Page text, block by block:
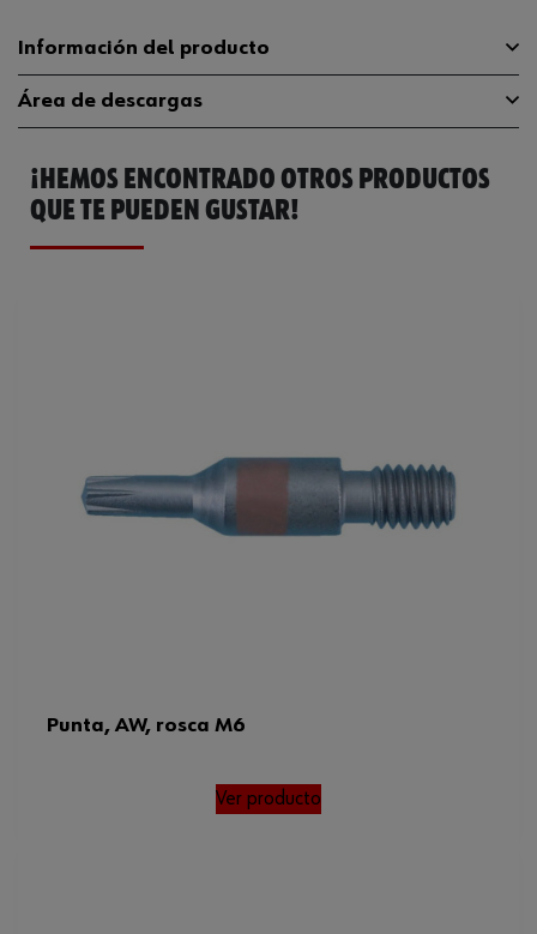
Información del producto
Tipo de punta AW
Longitud 70 mm
Accionamiento
Peso del producto (por artículo) 15.120 g
Área de descargas
Catálogo General 06145730
Ficha Técnica
¡HEMOS ENCONTRADO OTROS PRODUCTOS
QUE TE PUEDEN GUSTAR!
Punta, AW, rosca M6
Ver producto